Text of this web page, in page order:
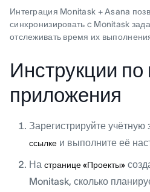
Интеграция Monitask + Asana
синхронизировать c Monitask
отслеживать время их
Инструкции по
приложения
Зарегистрируйте учётную
ссылке и выполните её
На странице «Проекты»
Monitask, сколько